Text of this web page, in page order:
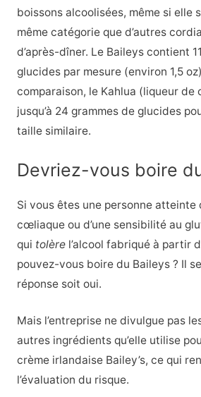
boissons alcoolisées, même si elle
même catégorie que d’autres
d’après-dîner. Le Baileys contient
glucides par mesure (environ 1,5
comparaison, le Kahlua (liqueur de
jusqu’à 24 grammes de glucides
taille similaire.
Devriez-vous boire
Si vous êtes une personne atteinte
cœliaque ou d’une sensibilité au
qui tolèrel’alcool fabriqué à partir
pouvez-vous boire du Baileys ? Il
réponse soit oui.
Mais l’entreprise ne divulgue pas
autres ingrédients qu’elle utilise
crème irlandaise Bailey’s, ce qui
l’évaluation du risque.